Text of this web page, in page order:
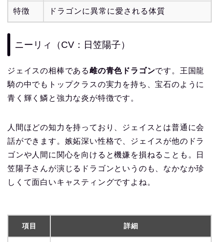
特徴 ドラゴンに異常に愛される体質
ニーリィ（CV：日笠陽子）
ジェイスの相棒である雌の青色ドラゴンです。王国龍
騎の中でもトップクラスの実力を持ち、宝石のように
青く輝く鱗と強力な炎が特徴です。
人間ほどの知力を持っており、ジェイスとは普通に会
話ができます。嫉妬深い性格で、ジェイスが他のドラ
ゴンや人間に関心を向けると機嫌を損ねることも。日
笠陽子さんが演じるドラゴンというのも、なかなか珍
しくて面白いキャスティングですよね。
項目 詳細